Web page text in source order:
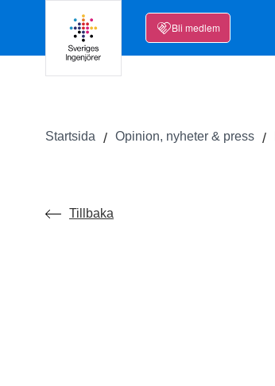
Bli medlem
Startsida Opinion, nyheter & press
Tillbaka